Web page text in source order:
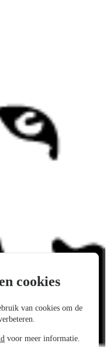
cookies
van cookies om de
voor meer informatie.